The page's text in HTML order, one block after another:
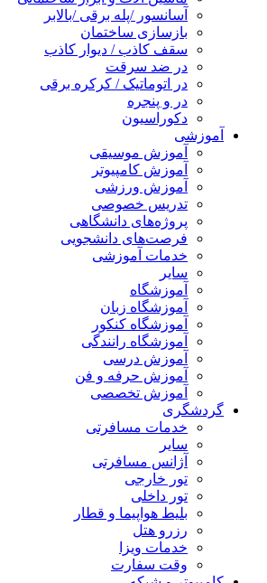
آسانسور /پله برقی /بالابر
بازسازی ساختمان
سقف کاذب / دیوار کاذب
در ضد سرقت
در اتوماتیک / کرکره برقی
در و پنجره
دکوراسیون
آموزشی
آموزش موسیقی
آموزش کامپیوتر
آموزش ورزشی
تدریس خصوصی
پروژه‌های دانشگاهی
فرصت‌های دانشجویی
خدمات آموزشی
سایر
آموزشگاه
آموزشگاه زبان
آموزشگاه کنکور
آموزشگاه رانندگی
آموزش درسی
آموزش حرفه و فن
آموزش تخصصی
گردشگری
خدمات مسافرتی
سایر
آژانس مسافرتی
تور خارجی
تور داخلی
بلیط هواپیما و قطار
رزرو هتل
خدمات ویزا
وقت سفارت